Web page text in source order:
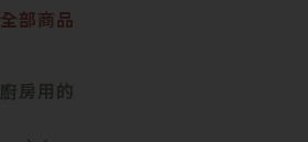
全部商品
廚房用的